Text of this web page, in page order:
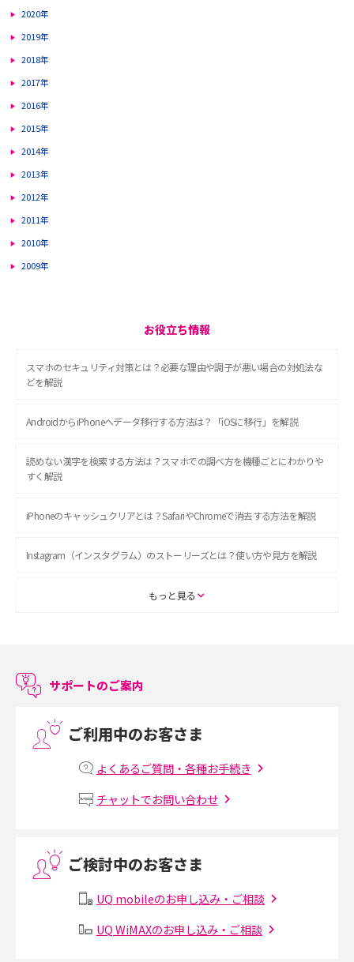
2020年
2019年
2018年
2017年
2016年
2015年
2014年
2013年
2012年
2011年
2010年
2009年
お役立ち情報
スマホのセキュリティ対策とは？必要な理由や調子が悪い場合の対処法な
どを解説
AndroidからiPhoneへデータ移行する方法は？「iOSに移行」を解説
読めない漢字を検索する方法は？スマホでの調べ方を機種ごとにわかりや
すく解説
iPhoneのキャッシュクリアとは？SafariやChromeで消去する方法を解説
Instagram（インスタグラム）のストーリーズとは？使い方や見方を解説
ASMRとは？初心者向けの代表ジャンルや楽しみ方を解説
LINEで友だちを削除する方法は？方法ごとの影響や復活・復元する方法も
プリペイドSIMとは？種類やメリット・デメリット、利用までの流れを解説
Threads（スレッズ）とは？主な機能や登録方法、投稿の仕方を解説
Instagram（インスタグラム）でスクショするとバレる？バレるケースや撮
もっと見る
サポートのご案内
ご利用中のお客さま
よくあるご質問・各種お手続き
チャットでお問い合わせ
ご検討中のお客さま
UQ mobileのお申し込み・ご相談
UQ WiMAXのお申し込み・ご相談